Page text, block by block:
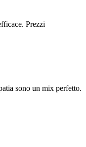
Prezzi
sono un mix perfetto.